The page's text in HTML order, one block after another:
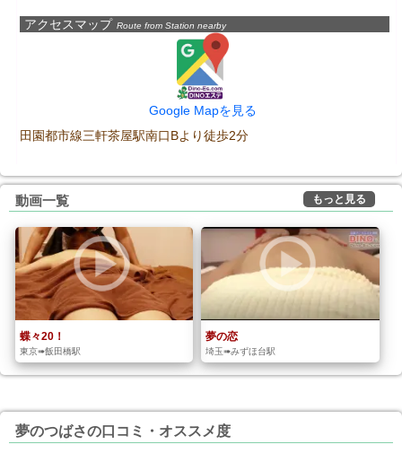
アクセスマップ Route from Station nearby
Google Mapを見る
田園都市線三軒茶屋駅南口Bより徒歩2分
動画一覧 もっと見る
蝶々20！
東京➠飯田橋駅
夢の恋
埼玉➠みずほ台駅
夢のつばさの口コミ・オススメ度